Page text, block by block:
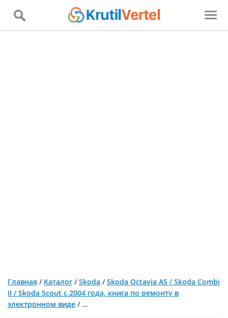
Главная / Каталог /Skoda /Skoda Octavia A5 / Skoda Combi
II / Skoda Scout с 2004 года, книга по ремонту в
электронном виде / ...